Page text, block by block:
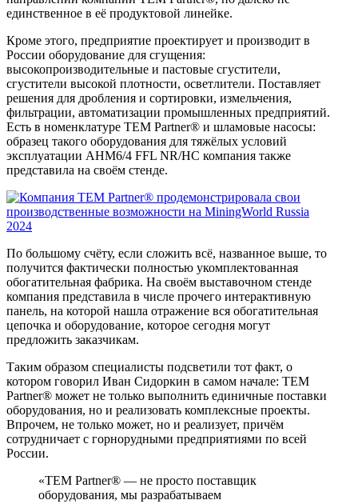
единственное в её продуктовой линейке.
Кроме этого, предприятие проектирует и производит в
России оборудование для сгущения:
высокопроизводительные и пастовые сгустители,
сгустители высокой плотности, осветлители. Поставляет
решения для дробления и сортировки, измельчения,
фильтрации, автоматизации промышленных предприятий.
Есть в номенклатуре TEM Partner® и шламовые насосы:
образец такого оборудования для тяжёлых условий
эксплуатации AHM6/4 FFL NR/HC компания также
представила на своём стенде.
По большому счёту, если сложить всё, названное выше, то
получится фактически полностью укомплектованная
обогатительная фабрика. На своём выставочном стенде
компания представила в числе прочего интерактивную
панель, на которой нашла отражение вся обогатительная
цепочка и оборудование, которое сегодня могут
предложить заказчикам.
Таким образом специалисты подсветили тот факт, о
котором говорил Иван Сидоркин в самом начале: TEM
Partner® может не только выполнить единичные поставки
оборудования, но и реализовать комплексные проекты.
Впрочем, не только может, но и реализует, причём
сотрудничает с горнорудными предприятиями по всей
России.
«TEM Partner® — не просто поставщик
оборудования, мы разрабатываем